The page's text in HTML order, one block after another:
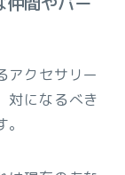
アクセサリー
対になるべき